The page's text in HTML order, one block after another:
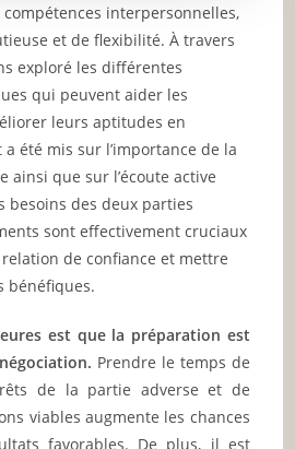
interpersonnelles,
et de flexibilité. À travers
exploré les différentes
qui peuvent aider les
leurs aptitudes en
a été mis sur l’importance de la
ainsi que sur l’écoute active
besoins des deux parties
sont effectivement cruciaux
de confiance et mettre
bénéfiques.
est que la préparation est
Prendre le temps de
de la partie adverse et de
viables augmente les chances
favorables. De plus, il est